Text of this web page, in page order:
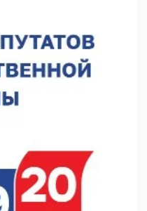
в сквере Свердлова
проведет ярмарки вакансий